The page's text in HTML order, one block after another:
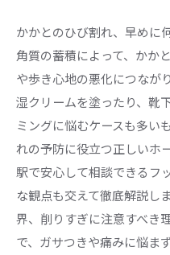
かかとのひび割れ、早めに
角質の蓄積によって、かか
や歩き心地の悪化につなが
湿クリームを塗ったり、靴
ミングに悩むケースも多い
れの予防に役立つ正しいホ
駅で安心して相談できるフ
な観点も交えて徹底解説し
界、削りすぎに注意すべき
で、ガサつきや痛みに悩ま